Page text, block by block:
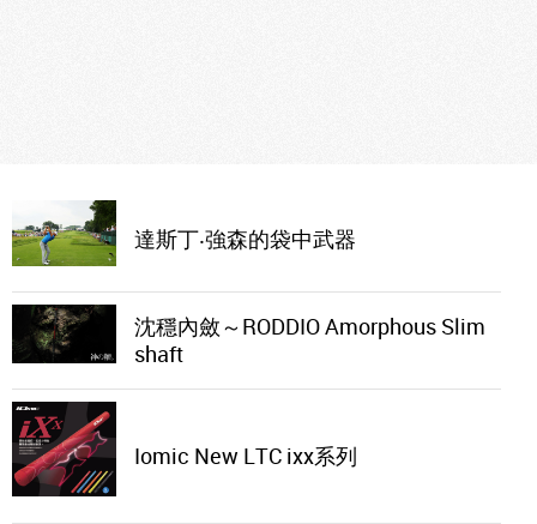
達斯丁‧強森的袋中武器
沈穩內斂～RODDIO Amorphous Slim
shaft
Iomic New LTC ixx系列